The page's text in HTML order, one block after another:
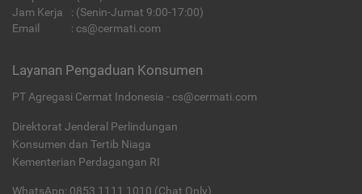
Jam Kerja
: (Senin-Jumat 9:00-17:00)
Email
: cs@cermati.com
Layanan Pengaduan Konsumen
PT Agregasi Cermat Indonesia - cs@cermati.com
Direktorat Jenderal Perlindungan
Konsumen dan Tertib Niaga
Kementerian Perdagangan RI
WhatsApp: 0853 1111 1010 (Chat Only)